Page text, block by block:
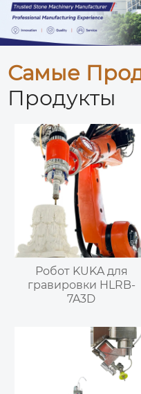
Самые
Продукты
Робот KUKA для
гравировки HLRB-
7A3D